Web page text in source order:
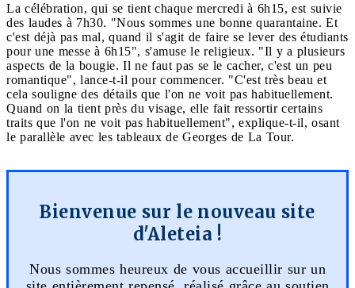
La célébration, qui se tient chaque mercredi à 6h15, est suivie
des laudes à 7h30. "Nous sommes une bonne quarantaine. Et
c'est déjà pas mal, quand il s'agit de faire se lever des étudiants
pour une messe à 6h15", s'amuse le religieux. "Il y a plusieurs
aspects de la bougie. Il ne faut pas se le cacher, c'est un peu
romantique", lance-t-il pour commencer. "C'est très beau et
cela souligne des détails que l'on ne voit pas habituellement.
Quand on la tient près du visage, elle fait ressortir certains
traits que l'on ne voit pas habituellement", explique-t-il, osant
le parallèle avec les tableaux de Georges de La Tour.
Bienvenue sur le nouveau site
d'Aleteia !
Nous sommes heureux de vous accueillir sur un